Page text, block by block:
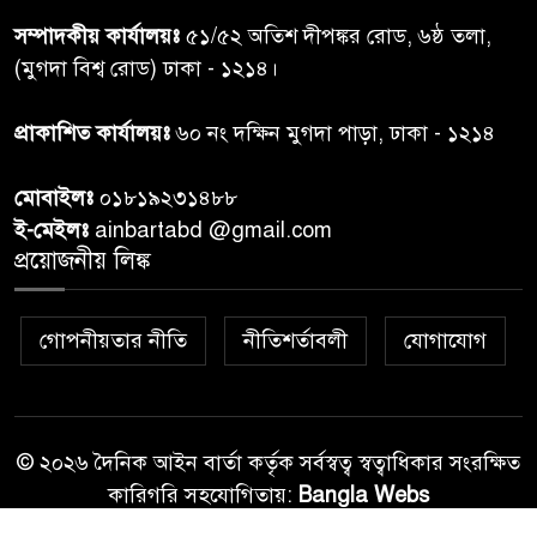
তদন্ত শেষ পর্যায়ে, দ্রুত চার্জশিট
৭
রাতের মধ্যে ঢাকাসহ ১০ অঞ্চলে
ঝড়বৃষ্টির পূর্বাভাস
৮
প্রধানমন্ত্রীর সঙ্গে দেখা করে স্বপ্নপূরণ
উপহার
৯
২০ আগস্ট রাষ্ট্রপতি নির্বাচন,
১০
সম্পাদকীয় কার্যালয়ঃ ৫১/৫২ অতিশ দীপঙ্কর রোড, ৬ষ্ঠ তলা,
(মুগদা বিশ্ব রোড) ঢাকা - ১২১৪।
প্রাকাশিত কার্যালয়ঃ৬০ নং দক্ষিন মুগদা পাড়া, ঢাকা - ১২১৪
মোবাইলঃ ০১৮১৯২৩১৪৮৮
ই-মেইলঃ ainbartabd @gmail.com
প্রয়োজনীয় লিঙ্ক
গোপনীয়তার নীতি নীতিশর্তাবলী যোগাযোগ
© ২০২৬ দৈনিক আইন বার্তা কর্তৃক সর্বস্বত্ব স্বত্বাধিকার সংরক্ষিত
কারিগরি সহযোগিতায়: Bangla Webs